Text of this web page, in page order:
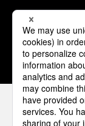
3
パナソ